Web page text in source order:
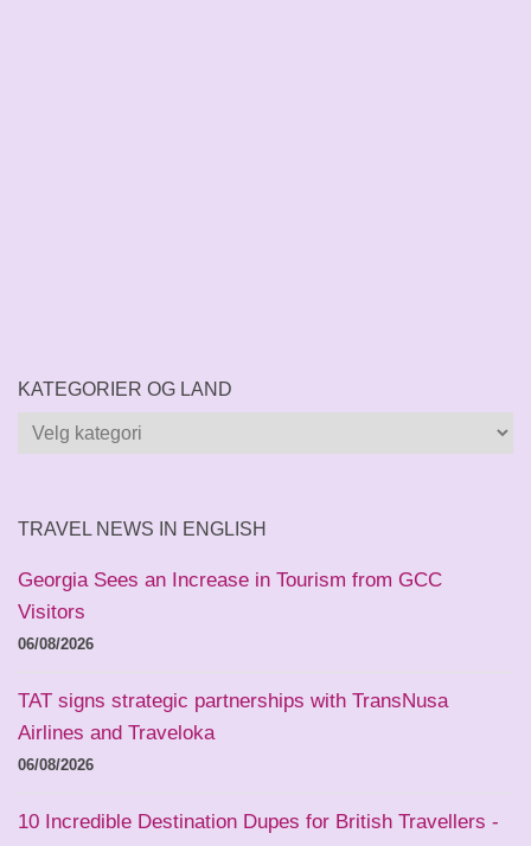
KATEGORIER OG LAND
Kategorier
TRAVEL NEWS IN ENGLISH
Georgia Sees an Increase in Tourism from GCC
Visitors
06/08/2026
TAT signs strategic partnerships with TransNusa
Airlines and Traveloka
06/08/2026
10 Incredible Destination Dupes for British Travellers -